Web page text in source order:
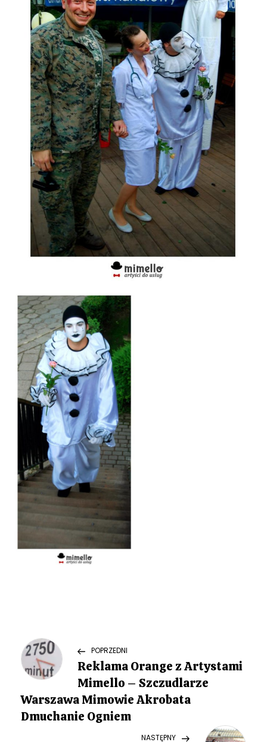
N
a
w
i
Previous
Post
POPRZEDNI
Reklama Orange z Artystami
Mimello – Szczudlarze
Warszawa Mimowie Akrobata
Dmuchanie Ogniem
NASTĘPNY